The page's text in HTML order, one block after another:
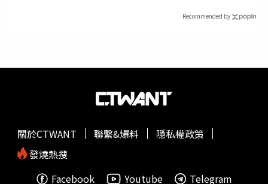
Recommended by
關於CTWANT 聯繫&爆料
隱私權政策
發燒熱搜
Facebook
Youtube Telegram